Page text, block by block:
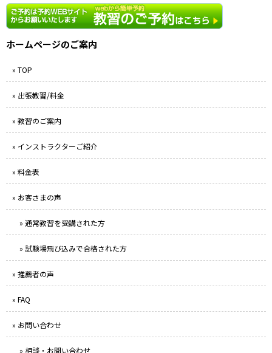
ホームページのご案内
» TOP
» 出張教習/料金
» 教習のご案内
» インストラクターご紹介
» 料金表
» お客さまの声
» 通常教習を受講された方
» 試験場飛び込みで合格された方
» 推薦者の声
» FAQ
» お問い合わせ
» 相談・お問い合わせ